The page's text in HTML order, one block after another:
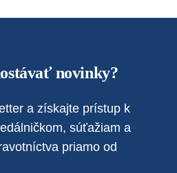
novinky?
a získajte prístup k
súťažiam a
priamo od